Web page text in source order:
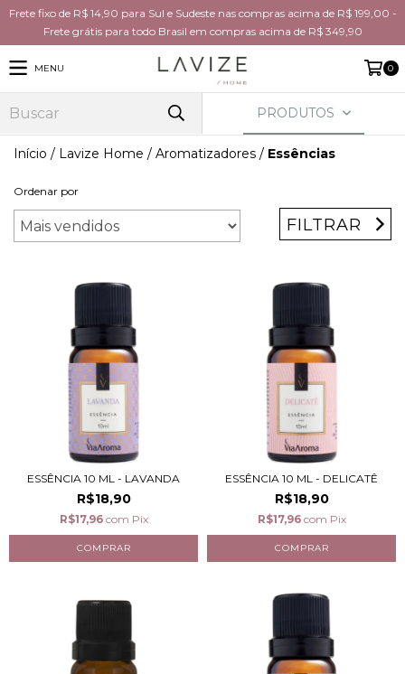
Frete fixo de R$ 14,90 para Sul e Sudeste nas compras acima de R$ 199,00 -
Frete grátis para todo Brasil em compras acima de R$ 349,90
MENU 0
PRODUTOS
Início / Lavize Home / Aromatizadores / Essências
Ordenar por
FILTRAR
ESSÊNCIA 10 ML - LAVANDA
R$18,90
R$17,96 com Pix
ESSÊNCIA 10 ML - DELICATÊ
R$18,90
R$17,96 com Pix